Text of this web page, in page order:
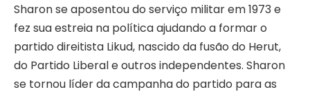
Sharon se aposentou do serviço militar em 1973 e
fez sua estreia na política ajudando a formar o
partido direitista Likud, nascido da fusão do Herut,
do Partido Liberal e outros independentes. Sharon
se tornou líder da campanha do partido para as